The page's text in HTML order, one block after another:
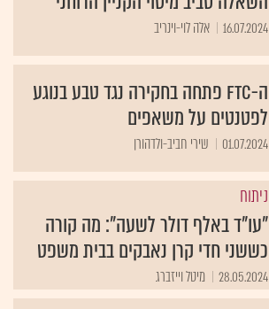
16.07.2024 אלה לוי-וינריב
ה-FTC פתחה בחקירה נגד טבע בנוגע
לפטנטים על משאפים
01.07.2024 שירי חביב-ולדהורן
ניתוח
"עו"ד באלף דולר לשעה": מה קורה
כששני חדי קרן נאבקים בבית משפט
28.05.2024 מיטל וייזברג